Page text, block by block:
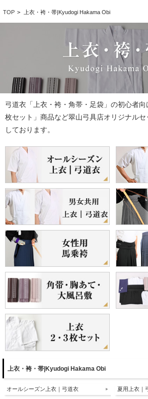
TOP > 上衣・袴・帯|Kyudogi Hakama Obi
弓道衣「上衣・袴・角帯・足袋」の初心者
枚セット」商品など翠山弓具店オリジナル
しております。
上衣・袴・帯|Kyudogi Hakama Obi
オールシーズン上衣｜弓道衣 夏用上衣｜